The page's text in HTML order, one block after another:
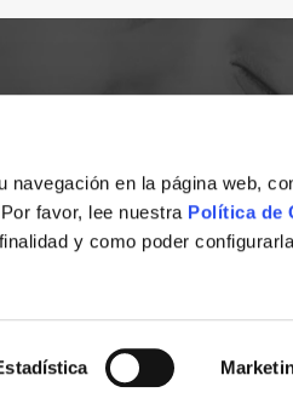
en la página web,
favor, lee nuestra Política de
y como poder
Información
de cookies Términos y